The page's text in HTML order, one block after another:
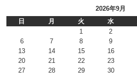
2026年9月
日
月 火 水
1
2
6
7 8 9
13
14 15 16
20
21 22 23
27
28 29 30